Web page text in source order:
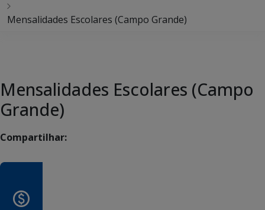
Mensalidades Escolares (Campo Grande)
Mensalidades Escolares (Campo
Grande)
Compartilhar: